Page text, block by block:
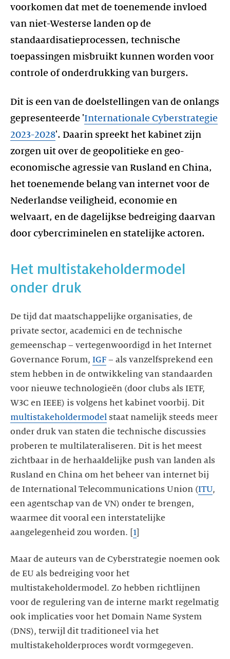
voorkomen dat met de toenemende invloed
van niet-Westerse landen op de
standaardisatieprocessen, technische
toepassingen misbruikt kunnen worden voor
controle of onderdrukking van burgers.
Dit is een van de doelstellingen van de onlangs
gepresenteerde 'Internationale Cyberstrategie
2023-2028'. Daarin spreekt het kabinet zijn
zorgen uit over de geopolitieke en geo-
economische agressie van Rusland en China,
het toenemende belang van internet voor de
Nederlandse veiligheid, economie en
welvaart, en de dagelijkse bedreiging daarvan
door cybercriminelen en statelijke actoren.
Het multistakeholdermodel
onder druk
De tijd dat maatschappelijke organisaties, de
private sector, academici en de technische
gemeenschap – vertegenwoordigd in het Internet
Governance Forum, IGF – als vanzelfsprekend een
stem hebben in de ontwikkeling van standaarden
voor nieuwe technologieën (door clubs als IETF,
W3C en IEEE) is volgens het kabinet voorbij. Dit
multistakeholdermodel staat namelijk steeds meer
onder druk van staten die technische discussies
proberen te multilateraliseren. Dit is het meest
zichtbaar in de herhaaldelijke push van landen als
Rusland en China om het beheer van internet bij
de International Telecommunications Union (ITU,
een agentschap van de VN) onder te brengen,
waarmee dit vooral een interstatelijke
aangelegenheid zou worden. [ 1
Maar de auteurs van de Cyberstrategie noemen ook
de EU als bedreiging voor het
multistakeholdermodel. Zo hebben richtlijnen
voor de regulering van de interne markt regelmatig
ook implicaties voor het Domain Name System
(DNS), terwijl dit traditioneel via het
multistakeholderproces wordt vormgegeven.